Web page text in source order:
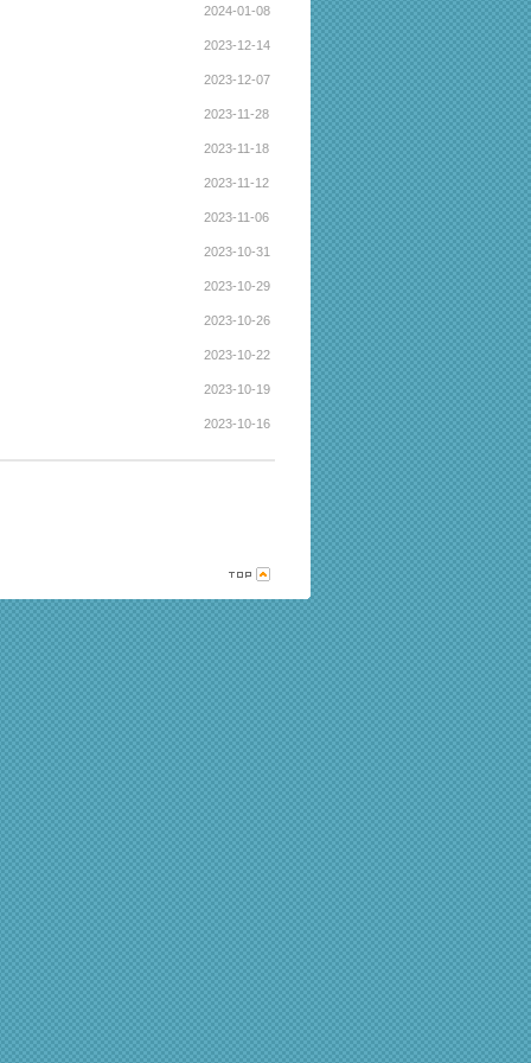
2024-01-08
2023-12-14
2023-12-07
2023-11-28
2023-11-18
2023-11-12
2023-11-06
2023-10-31
2023-10-29
2023-10-26
2023-10-22
2023-10-19
2023-10-16